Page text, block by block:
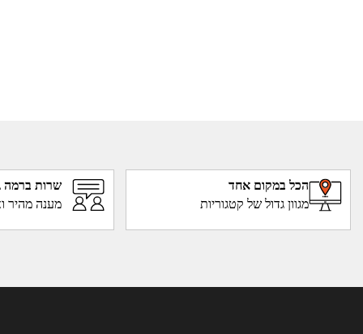
הכל במקום אחד
מגוון גדול של קטגוריות
שרות ברמה
מענה מהיר